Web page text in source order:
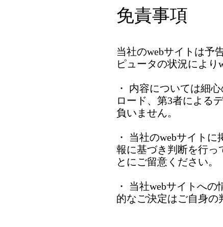
​免責事項
当社のwebサイトは予
ピュータの状況により
・ 内容については細
ロード、第3者による
負いません。
・ 当社のwebサイト
報に基づき判断を行っ
とにご留意ください。
・ 当社webサイトへ
的なご決定はご自身の